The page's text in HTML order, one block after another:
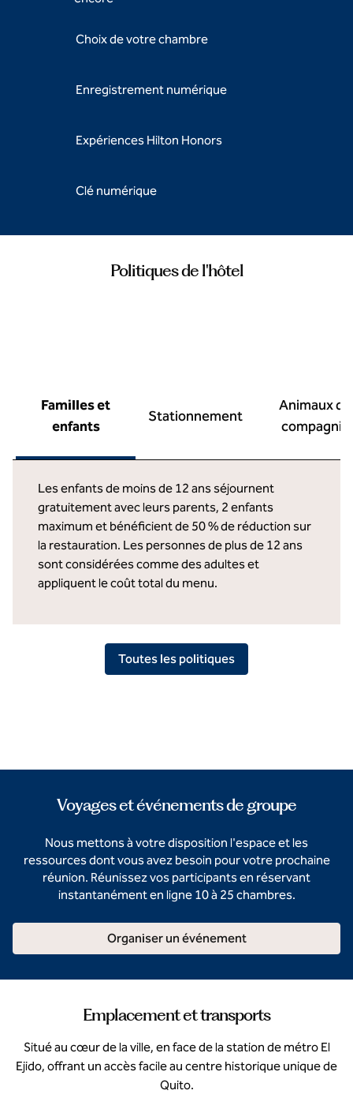
Choix de votre chambre
Enregistrement numérique
Expériences Hilton Honors
Clé numérique
Politiques de l'hôtel
Familles et
enfants
Stationnement
Animaux de
compagnie
Les enfants de moins de 12 ans séjournent
gratuitement avec leurs parents, 2 enfants
maximum et bénéficient de 50 % de réduction sur
la restauration. Les personnes de plus de 12 ans
sont considérées comme des adultes et
appliquent le coût total du menu.
Toutes les politiques
Voyages et événements de groupe
Nous mettons à votre disposition l'espace et les
ressources dont vous avez besoin pour votre prochaine
réunion. Réunissez vos participants en réservant
instantanément en ligne 10 à 25 chambres.
Organiser un événement
Emplacement et transports
Situé au cœur de la ville, en face de la station de métro El
Ejido, offrant un accès facile au centre historique unique de
Quito.